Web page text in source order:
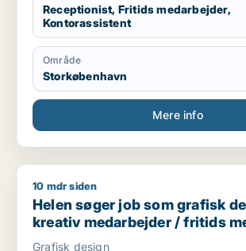
Receptionist, Fritids medarbejder,
Kontorassistent
Område
Storkøbenhavn
Mere info
Helen søger job som grafisk designer
10 mdr siden
Helen søger job som grafisk
kreativ medarbejder / fritids
Grafisk design